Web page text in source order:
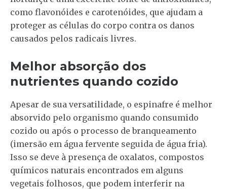
como flavonóides e carotenóides, que ajudam a
proteger as células do corpo contra os danos
causados pelos radicais livres.
Melhor absorção dos
nutrientes quando cozido
Apesar de sua versatilidade, o espinafre é melhor
absorvido pelo organismo quando consumido
cozido ou após o processo de branqueamento
(imersão em água fervente seguida de água fria).
Isso se deve à presença de oxalatos, compostos
químicos naturais encontrados em alguns
vegetais folhosos, que podem interferir na